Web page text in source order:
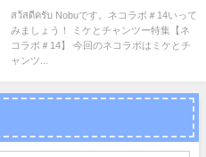
สว้สดีครับ Nobuです。ネコラボ＃14いって
みましょう！ ミケとチャンツー特集【ネ
コラボ＃14】 今回のネコラボはミケとチ
ャンツ...